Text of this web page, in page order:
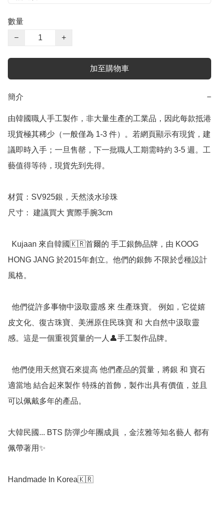
數量
−
+
加至購物車
簡介 −
由韓國職人手工製作，非大量生產的工業品，因此每款抵港
現貨極其稀少（一般僅為 1-3 件）。若網頁顯示有現貨，建
議即時入手；一旦售罄，下一批職人工期需時約 3-5 週。工
藝值得等待，現貨先到先得。
材質：SV925銀，天然淡水珍珠
尺寸： 建議買大 實際手腕3cm
HONG JANG 於2015年創立。他們的銀飾 不限於☝️種設計
風格。
皮文化、復古珠寶、美洲原住民珠寶 和 大自然中汲取靈
感。這是一個重視質量的一人👤手工製作品牌。
適當地 結合起來製作 特殊的首飾，製作出具有價值，並且
可以佩戴多年的產品。
大韓民國... BTS 防彈少年團成員 ，金泫雅等知名藝人 都有
佩帶著用✨
Handmade In Korea🇰🇷